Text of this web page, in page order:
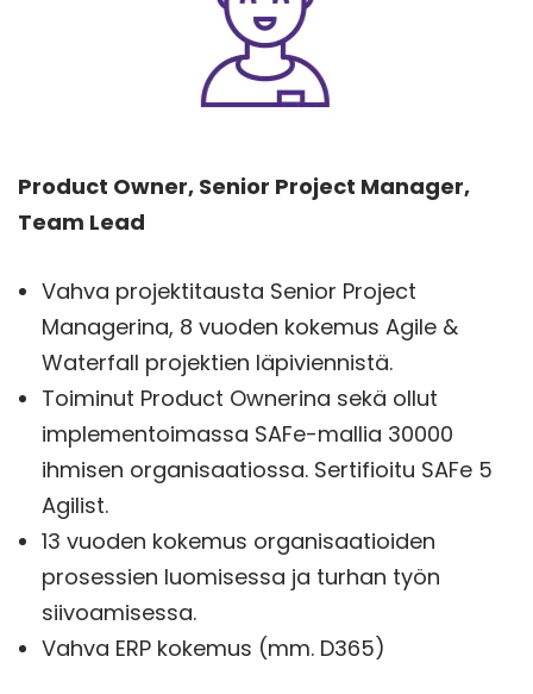
Product Owner, Senior Project Manager,
Team Lead
Vahva projektitausta Senior Project
Managerina, 8 vuoden kokemus Agile &
Waterfall projektien läpiviennistä.
Toiminut Product Ownerina sekä ollut
implementoimassa SAFe-mallia 30000
ihmisen organisaatiossa. Sertifioitu SAFe 5
Agilist.
13 vuoden kokemus organisaatioiden
prosessien luomisessa ja turhan työn
siivoamisessa.
Vahva ERP kokemus (mm. D365)